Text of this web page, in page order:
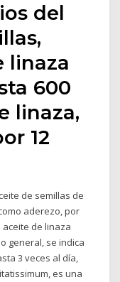
del
linaza
600
linaza,
12
de semillas de
aderezo, por
de linaza
general, se indica
3 veces al día,
es una